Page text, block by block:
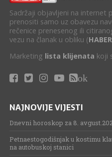
Sadržaji objavljeni na internet
prenositi samo uz obavezu
rečenice prenesenog ili
vezu na članak u obliku (
Marketing lista klijenata koji
ok
NAJNOVIJE VIJESTI
Dnevni horoskop za 8.
Petnaestogodišnjak u kostimu
na autobuskoj stanici